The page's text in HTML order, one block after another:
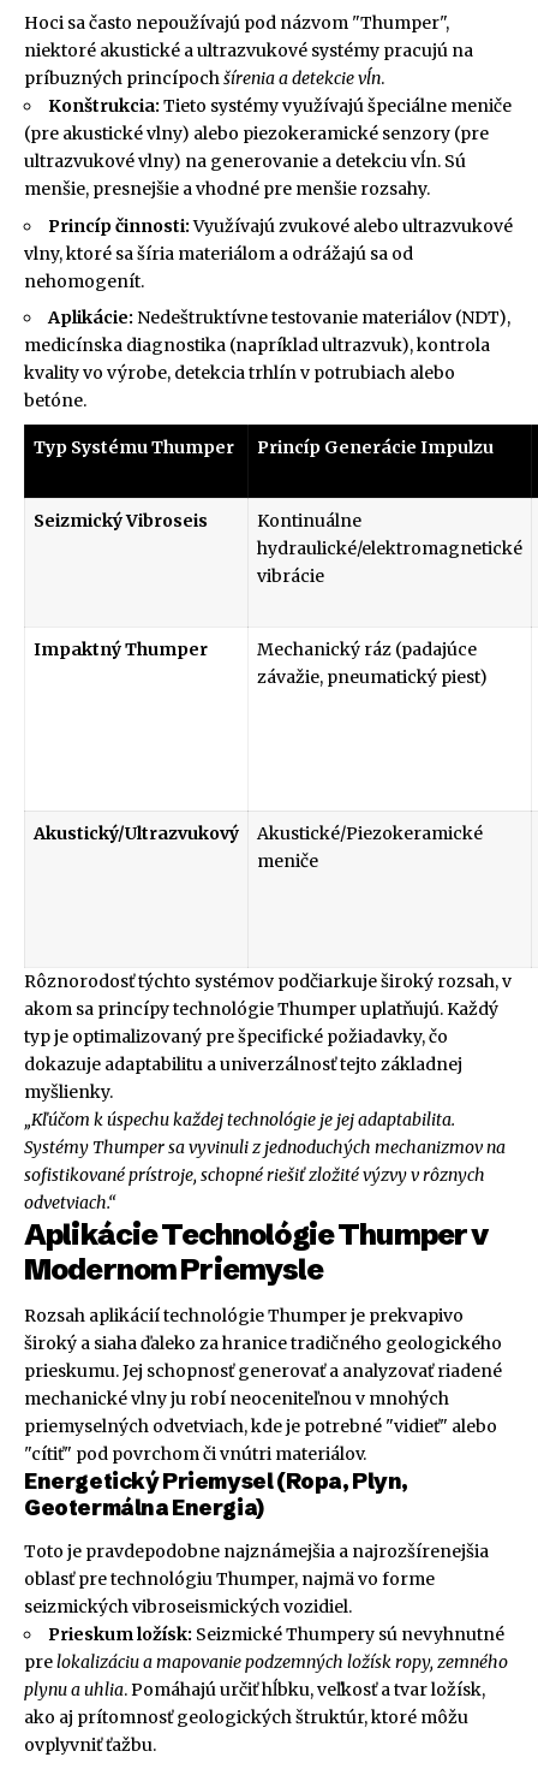
Hoci sa často nepoužívajú pod názvom "Thumper",
niektoré akustické a ultrazvukové systémy pracujú na
príbuzných princípochšírenia a detekcie vĺn.
Konštrukcia: Tieto systémy využívajú špeciálne meniče
(pre akustické vlny) alebo piezokeramické senzory (pre
ultrazvukové vlny) na generovanie a detekciu vĺn. Sú
menšie, presnejšie a vhodné pre menšie rozsahy.
Princíp činnosti:Využívajú zvukové alebo ultrazvukové
vlny, ktoré sa šíria materiálom a odrážajú sa od
nehomogenít.
Aplikácie: Nedeštruktívne testovanie materiálov (NDT),
medicínska diagnostika (napríklad ultrazvuk), kontrola
kvality vo výrobe, detekcia trhlín v potrubiach alebo
betóne.
Typ Systému Thumper Princíp Generácie Impulzu
Seizmický Vibroseis
Kontinuálne
hydraulické/elektromagnetické
vibrácie
Impaktný Thumper
Mechanický ráz (padajúce
závažie, pneumatický piest)
Akustický/Ultrazvukový
Akustické/Piezokeramické
meniče
Rôznorodosť týchto systémov podčiarkuje široký rozsah, v
akom sa princípy technológie Thumper uplatňujú. Každý
typ je optimalizovaný pre špecifické požiadavky, čo
dokazuje adaptabilitu a univerzálnosť tejto základnej
myšlienky.
„Kľúčom k úspechu každej technológie je jej adaptabilita.
Systémy Thumper sa vyvinuli z jednoduchých mechanizmov na
sofistikované prístroje, schopné riešiť zložité výzvy v rôznych
odvetviach.“
Aplikácie Technológie Thumper v
Modernom Priemysle
Rozsah aplikácií technológie Thumper je prekvapivo
široký a siaha ďaleko za hranice tradičného geologického
prieskumu. Jej schopnosť generovať a analyzovať riadené
mechanické vlny ju robí neoceniteľnou v mnohých
priemyselných odvetviach, kde je potrebné "vidieť" alebo
"cítiť" pod povrchom či vnútri materiálov.
Energetický Priemysel (Ropa, Plyn,
Geotermálna Energia)
Toto je pravdepodobne najznámejšia a najrozšírenejšia
oblasť pre technológiu Thumper, najmä vo forme
seizmických vibroseismických vozidiel.
Prieskum ložísk: Seizmické Thumpery sú nevyhnutné
prelokalizáciu a mapovanie podzemných ložísk ropy, zemného
plynu a uhlia. Pomáhajú určiť hĺbku, veľkosť a tvar ložísk,
ako aj prítomnosť geologických štruktúr, ktoré môžu
ovplyvniť ťažbu.